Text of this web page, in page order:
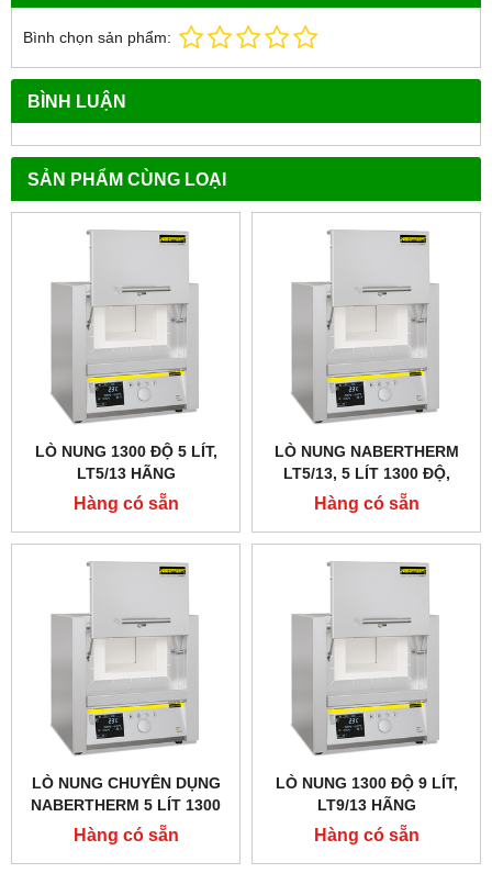
Bình chọn sản phẩm:
BÌNH LUẬN
SẢN PHẨM CÙNG LOẠI
LÒ NUNG 1300 ĐỘ 5 LÍT,
LT5/13 HÃNG
NABERTHERM - ĐỨC
Hàng có sẵn
LÒ NUNG NABERTHERM
LT5/13, 5 LÍT 1300 ĐỘ,
CỬA LẬT LÊN
Hàng có sẵn
LÒ NUNG CHUYÊN DỤNG
NABERTHERM 5 LÍT 1300
ĐỘ
Hàng có sẵn
LÒ NUNG 1300 ĐỘ 9 LÍT,
LT9/13 HÃNG
NABERTHERM - ĐỨC
Hàng có sẵn